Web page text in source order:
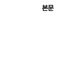
본문